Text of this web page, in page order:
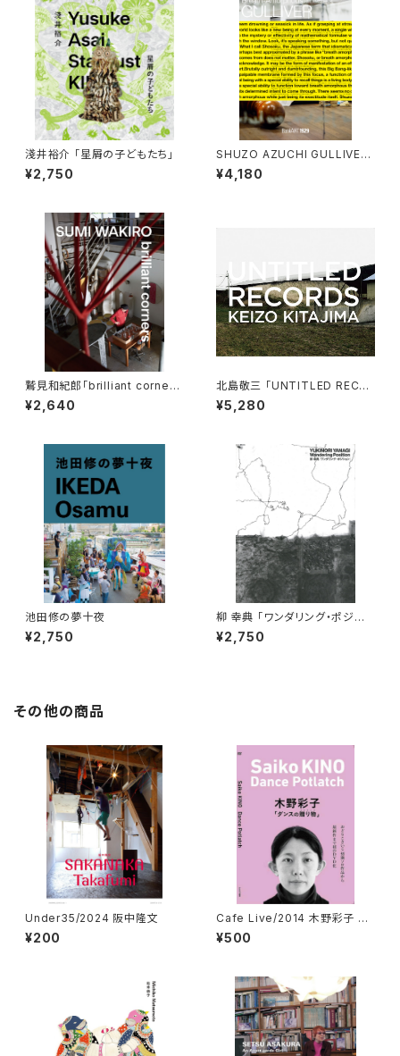
淺井裕介 「星屑の子どもたち」
¥2,750
SHUZO AZUCHI GULLIVER
「Breath Amorphous：消息の
将来」
¥4,180
鷲見和紀郎「brilliant corner
s」
¥2,640
北島敬三 「UNTITLED RECO
RDS」
¥5,280
池田修の夢十夜
¥2,750
柳 幸典 「ワンダリング・ポジショ
ン」
¥2,750
その他の商品
Under35/2024 阪中隆文
¥200
Cafe Live/2014 木野彩子 DV
D
¥500